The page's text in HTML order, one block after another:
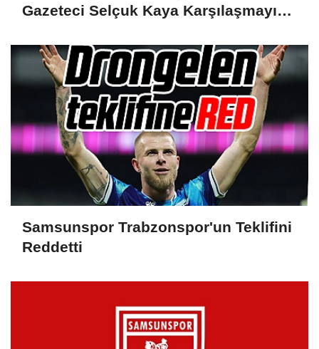
Gazeteci Selçuk Kaya Karşılaşmayı
Samsunspor Trabzonspor'un Teklifini
Reddetti